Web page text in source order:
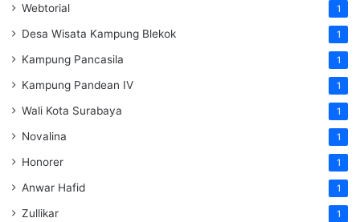
Webtorial 1
Desa Wisata Kampung Blekok 1
Kampung Pancasila 1
Kampung Pandean IV 1
Wali Kota Surabaya 1
Novalina 1
Honorer 1
Anwar Hafid 1
Zullikar 1